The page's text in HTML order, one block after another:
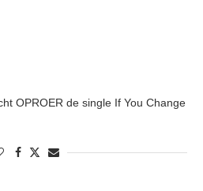
OPROER de single If You Change